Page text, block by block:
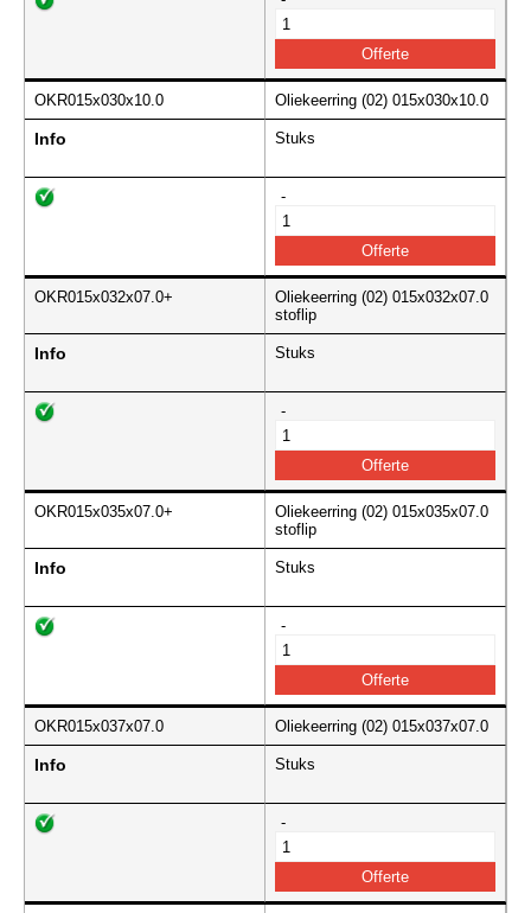
OKR015x030x10.0 Oliekeerring (02) 015x030x10.0
Info Stuks
-
OKR015x032x07.0+
Oliekeerring (02) 015x032x07.0
stoflip
Info Stuks
-
OKR015x035x07.0+
Oliekeerring (02) 015x035x07.0
stoflip
Info Stuks
-
OKR015x037x07.0 Oliekeerring (02) 015x037x07.0
Info Stuks
-